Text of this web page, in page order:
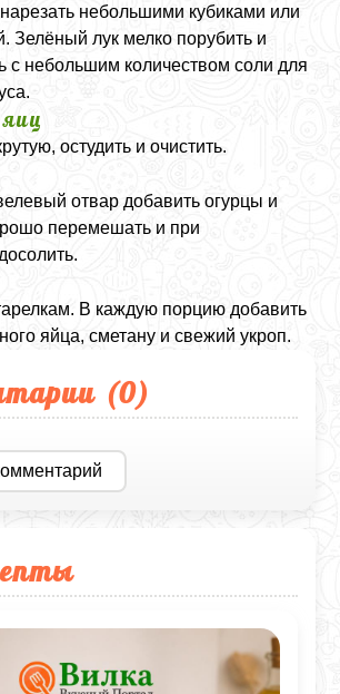
небольшими кубиками или
Зелёный лук мелко порубить и
с небольшим количеством соли для
остудить и очистить.
отвар добавить огурцы и
перемешать и при
В каждую порцию добавить
яйца, сметану и свежий укроп.
(0)